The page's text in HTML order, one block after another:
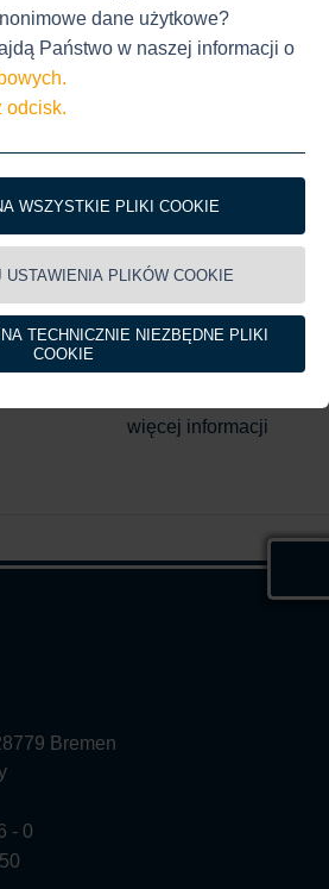
instructions for outboard trolley
for wire rope clip sits
więcej informacji
Bremen
- 0
dane użytkowe?
Państwo w naszej informacji o
odcisk.
WSZYSTKIE PLIKI COOKIE
USTAWIENIA PLIKÓW COOKIE
TECHNICZNIE NIEZBĘDNE PLIKI
COOKIE